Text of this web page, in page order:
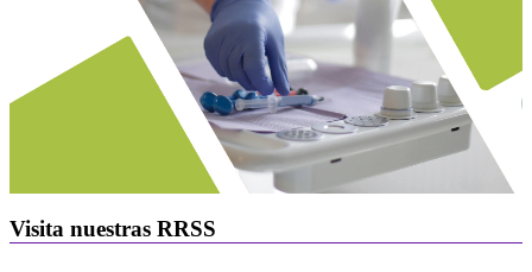
Visita nuestras RRSS